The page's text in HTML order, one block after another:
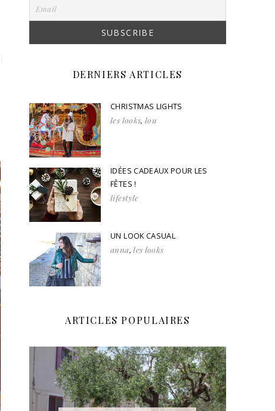
DERNIERS ARTICLES
CHRISTMAS LIGHTS
les looks, lou
IDÉES CADEAUX POUR LES
FÊTES !
lifestyle
UN LOOK CASUAL
anna,les looks
ARTICLES POPULAIRES